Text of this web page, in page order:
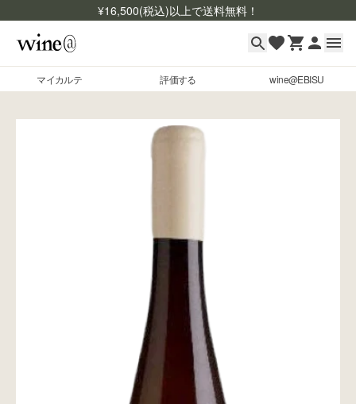
¥16,500(税込)以上で送料無料！
マイカルテ 評価する wine@EBISU
マイカルテ
wine@とは